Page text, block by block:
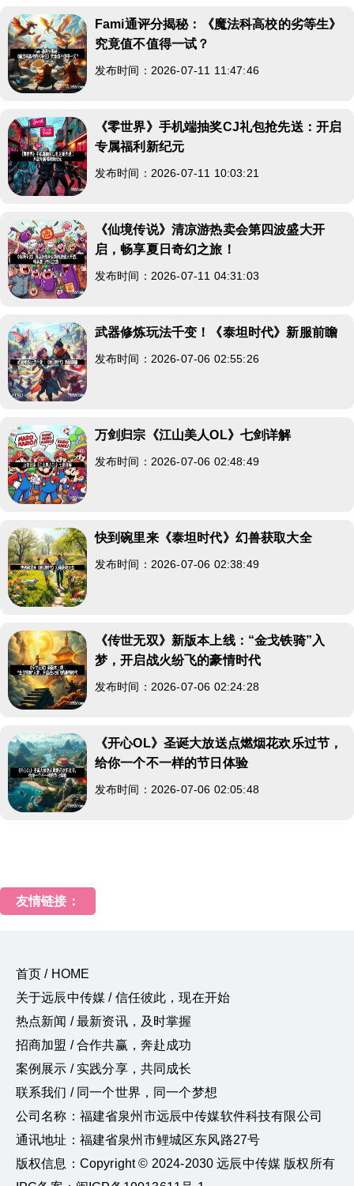
Fami通评分揭秘：《魔法科高校的劣等生》
究竟值不值得一试？
发布时间：2026-07-11 11:47:46
《零世界》手机端抽奖CJ礼包抢先送：开启
专属福利新纪元
发布时间：2026-07-11 10:03:21
《仙境传说》清凉游热卖会第四波盛大开
启，畅享夏日奇幻之旅！
发布时间：2026-07-11 04:31:03
武器修炼玩法千变！《泰坦时代》新服前瞻
发布时间：2026-07-06 02:55:26
万剑归宗《江山美人OL》七剑详解
发布时间：2026-07-06 02:48:49
快到碗里来《泰坦时代》幻兽获取大全
发布时间：2026-07-06 02:38:49
《传世无双》新版本上线：“金戈铁骑”入
梦，开启战火纷飞的豪情时代
发布时间：2026-07-06 02:24:28
《开心OL》圣诞大放送点燃烟花欢乐过节，
给你一个不一样的节日体验
发布时间：2026-07-06 02:05:48
友情链接：
首页 / HOME
关于远辰中传媒 / 信任彼此，现在开始
热点新闻 / 最新资讯，及时掌握
招商加盟 / 合作共赢，奔赴成功
案例展示 / 实践分享，共同成长
联系我们 / 同一个世界，同一个梦想
公司名称：福建省泉州市远辰中传媒软件科技有限公司
通讯地址：福建省泉州市鲤城区东风路27号
版权信息：Copyright © 2024-2030 远辰中传媒 版权所有